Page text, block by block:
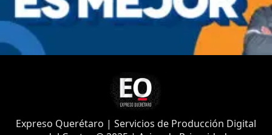
Expreso Querétaro | Servicios de Producción Digital